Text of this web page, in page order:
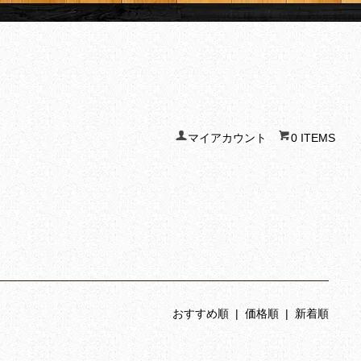
マイアカウント 0 ITEMS
おすすめ順 | 価格順 |新着順